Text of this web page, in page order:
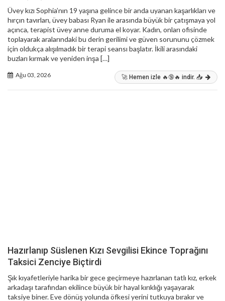
Üvey kızı Sophia’nın 19 yaşına gelince bir anda uyanan kaşarlıkları ve
hırçın tavırları, üvey babası Ryan ile arasında büyük bir çatışmaya yol
açınca, terapist üvey anne duruma el koyar. Kadın, onları ofisinde
toplayarak aralarındaki bu derin gerilimi ve güven sorununu çözmek
için oldukça alışılmadık bir terapi seansı başlatır. İkili arasındaki
buzları kırmak ve yeniden inşa […]
Ağu 03, 2026 🚀 Hemen izle 🔥🔞🔥 indir. 📥
Hazırlanıp Süslenen Kızı Sevgilisi Ekince Toprağını
Taksici Zenciye Biçtirdi
Şık kıyafetleriyle harika bir gece geçirmeye hazırlanan tatlı kız, erkek
arkadaşı tarafından ekilince büyük bir hayal kırıklığı yaşayarak
taksiye biner. Eve dönüş yolunda öfkesi yerini tutkuya bırakır ve